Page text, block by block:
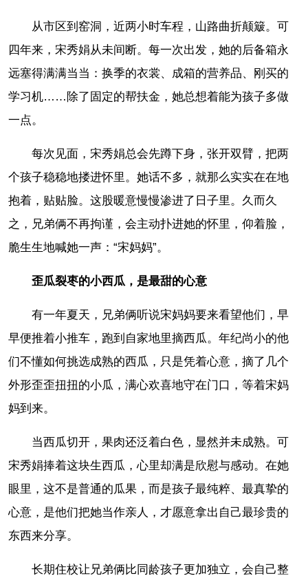
从市区到窑洞，近两小时车程，山路曲折颠簸。可
四年来，宋秀娟从未间断。每一次出发，她的后备箱永
远塞得满满当当：换季的衣裳、成箱的营养品、刚买的
学习机……除了固定的帮扶金，她总想着能为孩子多做
一点。
每次见面，宋秀娟总会先蹲下身，张开双臂，把两
个孩子稳稳地搂进怀里。她话不多，就那么实实在在地
抱着，贴贴脸。这股暖意慢慢渗进了日子里。久而久
之，兄弟俩不再拘谨，会主动扑进她的怀里，仰着脸，
脆生生地喊她一声：“宋妈妈”。
歪瓜裂枣的小西瓜，是最甜的心意
有一年夏天，兄弟俩听说宋妈妈要来看望他们，早
早便推着小推车，跑到自家地里摘西瓜。年纪尚小的他
们不懂如何挑选成熟的西瓜，只是凭着心意，摘了几个
外形歪歪扭扭的小瓜，满心欢喜地守在门口，等着宋妈
妈到来。
当西瓜切开，果肉还泛着白色，显然并未成熟。可
宋秀娟捧着这块生西瓜，心里却满是欣慰与感动。在她
眼里，这不是普通的瓜果，而是孩子最纯粹、最真挚的
心意，是他们把她当作亲人，才愿意拿出自己最珍贵的
东西来分享。
长期住校让兄弟俩比同龄孩子更加独立，会自己整